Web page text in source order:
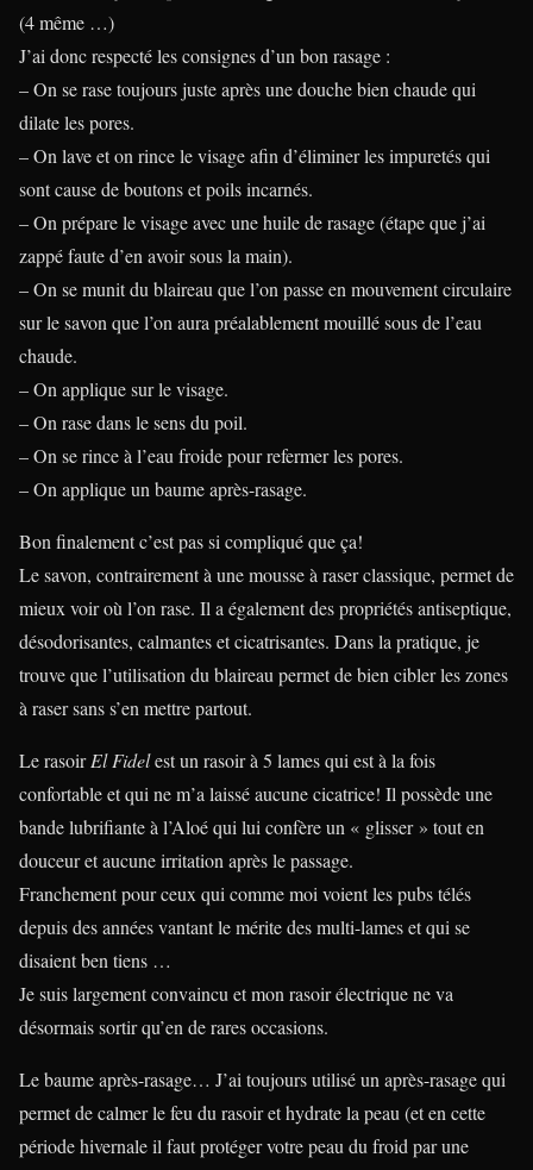
(4 même …)
J’ai donc respecté les consignes d’un bon rasage :
– On se rase toujours juste après une douche bien chaude qui
dilate les pores.
– On lave et on rince le visage afin d’éliminer les impuretés qui
sont cause de boutons et poils incarnés.
– On prépare le visage avec une huile de rasage (étape que j’ai
zappé faute d’en avoir sous la main).
– On se munit du blaireau que l’on passe en mouvement circulaire
sur le savon que l’on aura préalablement mouillé sous de l’eau
chaude.
– On applique sur le visage.
– On rase dans le sens du poil.
– On se rince à l’eau froide pour refermer les pores.
– On applique un baume après-rasage.
Bon finalement c’est pas si compliqué que ça!
Le savon, contrairement à une mousse à raser classique, permet de
mieux voir où l’on rase. Il a également des propriétés antiseptique,
désodorisantes, calmantes et cicatrisantes. Dans la pratique, je
trouve que l’utilisation du blaireau permet de bien cibler les zones
à raser sans s’en mettre partout.
Le rasoirEl Fidelest un rasoir à 5 lames qui est à la fois
confortable et qui ne m’a laissé aucune cicatrice! Il possède une
bande lubrifiante à l’Aloé qui lui confère un « glisser » tout en
douceur et aucune irritation après le passage.
Franchement pour ceux qui comme moi voient les pubs télés
depuis des années vantant le mérite des multi-lames et qui se
disaient ben tiens …
Je suis largement convaincu et mon rasoir électrique ne va
désormais sortir qu’en de rares occasions.
Le baume après-rasage… J’ai toujours utilisé un après-rasage qui
permet de calmer le feu du rasoir et hydrate la peau (et en cette
période hivernale il faut protéger votre peau du froid par une